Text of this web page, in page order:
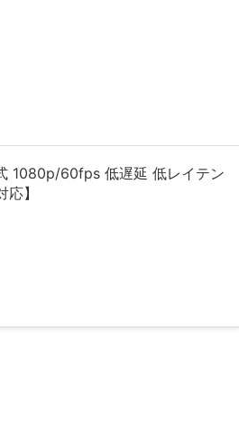
1080p/60fps 低遅延 低レイテン
】